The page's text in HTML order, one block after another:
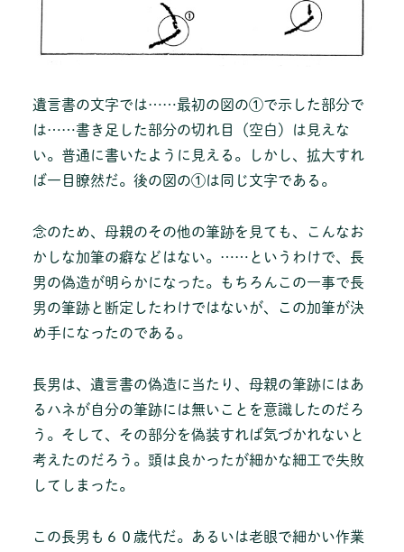
遺言書の文字では……最初の図の①で示した部分で
は……書き足した部分の切れ目（空白）は見えな
い。普通に書いたように見える。しかし、拡大すれ
ば一目瞭然だ。後の図の①は同じ文字である。
念のため、母親のその他の筆跡を見ても、こんなお
かしな加筆の癖などはない。……というわけで、長
男の偽造が明らかになった。もちろんこの一事で長
男の筆跡と断定したわけではないが、この加筆が決
め手になったのである。
長男は、遺言書の偽造に当たり、母親の筆跡にはあ
るハネが自分の筆跡には無いことを意識したのだろ
う。そして、その部分を偽装すれば気づかれないと
考えたのだろう。頭は良かったが細かな細工で失敗
してしまった。
この長男も６０歳代だ。あるいは老眼で細かい作業